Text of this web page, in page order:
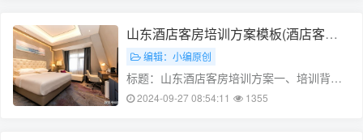
3. 团队沟通：4. 团队氛围：……
山东酒店客房培训方案模板(酒店客房
培训资料大全)
编辑：小编原创
标题：山东酒店客房培训方案一、培训背景
为了提高酒店客房服务的质量，加强酒店客
2024-09-27 08:54:11 1355